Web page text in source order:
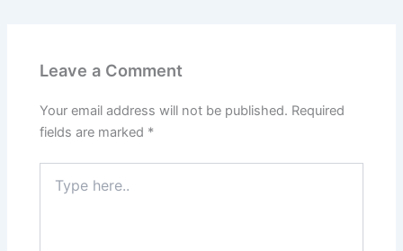
Leave a Comment
Your email address will not be published. Required
fields are marked *
here..